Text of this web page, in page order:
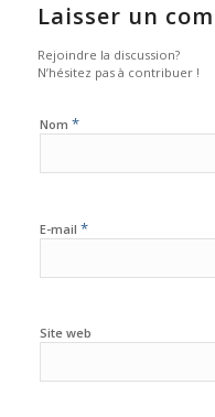
Laisser un
Rejoindre la discussion?
N’hésitez pas à contribuer !
Nom *
E-mail *
Site web